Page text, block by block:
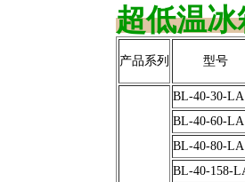
超低
产品系列 型号
BL-40-30-LA
BL-40-60-LA
BL-40-80-LA
BL-40-158-